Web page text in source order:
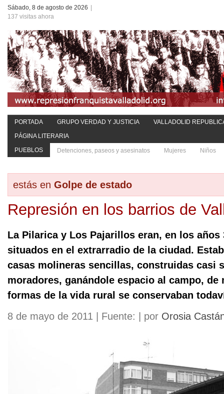
Sábado, 8 de agosto de 2026
137 visitas ahora
PORTADA GRUPO VERDAD Y JUSTICIA
VALLADOLID
PÁGINA LITERARIA
PUEBLOS
Detenciones, paseos y asesinatos Mujeres Niños
estás en Golpe de estado
Represión en los barrios de
La Pilarica y Los Pajarillos eran, en los
situados en el extrarradio de la ciudad.
casas molineras sencillas, construidas casi
moradores, ganándole espacio al campo, de
formas de la vida rural se conservaban
8 de mayo de 2011 | Fuente: | por Orosia